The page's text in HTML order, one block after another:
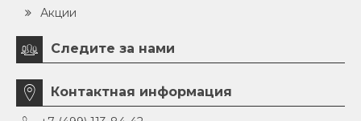
Акции
Следите за нами
Контактная информация